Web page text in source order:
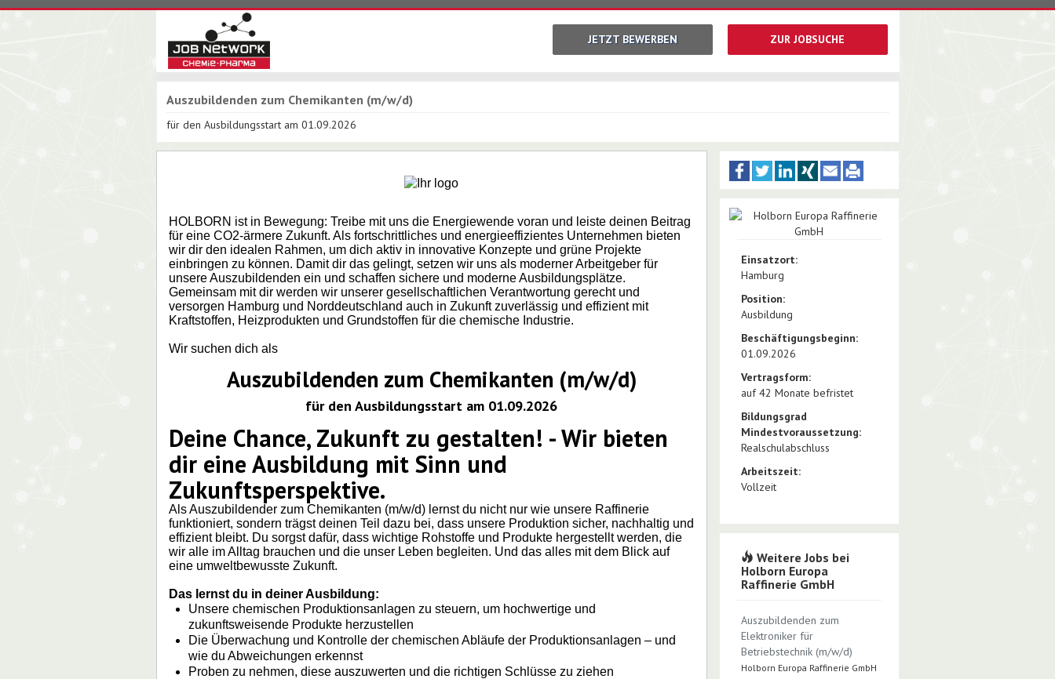
JETZT BEWERBEN ZUR JOBSUCHE
Auszubildenden zum Chemikanten (m/w/d)
für den Ausbildungsstart am 01.09.2026
HOLBORN ist in Bewegung: Treibe mit uns die Energiewende voran und leiste deinen Beitrag
für eine CO2-ärmere Zukunft. Als fortschrittliches und energieeffizientes Unternehmen bieten
wir dir den idealen Rahmen, um dich aktiv in innovative Konzepte und grüne Projekte
einbringen zu können. Damit dir das gelingt, setzen wir uns als moderner Arbeitgeber für
unsere Auszubildenden ein und schaffen sichere und moderne Ausbildungsplätze.
Gemeinsam mit dir werden wir unserer gesellschaftlichen Verantwortung gerecht und
versorgen Hamburg und Norddeutschland auch in Zukunft zuverlässig und effizient mit
Kraftstoffen, Heizprodukten und Grundstoffen für die chemische Industrie.
Wir suchen dich als
Auszubildenden zum Chemikanten (m/w/d)
für den Ausbildungsstart am 01.09.2026
Deine Chance, Zukunft zu gestalten! - Wir bieten
dir eine Ausbildung mit Sinn und
Zukunftsperspektive.
Als Auszubildender zum Chemikanten (m/w/d) lernst du nicht nur wie unsere Raffinerie
funktioniert, sondern trägst deinen Teil dazu bei, dass unsere Produktion sicher, nachhaltig und
effizient bleibt. Du sorgst dafür, dass wichtige Rohstoffe und Produkte hergestellt werden, die
wir alle im Alltag brauchen und die unser Leben begleiten. Und das alles mit dem Blick auf
eine umweltbewusste Zukunft.
Das lernst du in deiner Ausbildung:
Unsere chemischen Produktionsanlagen zu steuern, um hochwertige und
zukunftsweisende Produkte herzustellen
Die Überwachung und Kontrolle der chemischen Abläufe der Produktionsanlagen – und
wie du Abweichungen erkennst
Proben zu nehmen, diese auszuwerten und die richtigen Schlüsse zu ziehen
Einsatzort:
Hamburg
Position:
Ausbildung
Beschäftigungsbeginn:
01.09.2026
Vertragsform:
auf 42 Monate befristet
Bildungsgrad
Mindestvoraussetzung:
Realschulabschluss
Arbeitszeit:
Vollzeit
Weitere Jobs bei
Holborn Europa
Raffinerie GmbH
Auszubildenden zum
Elektroniker für
Betriebstechnik (m/w/d)
Holborn Europa Raffinerie GmbH